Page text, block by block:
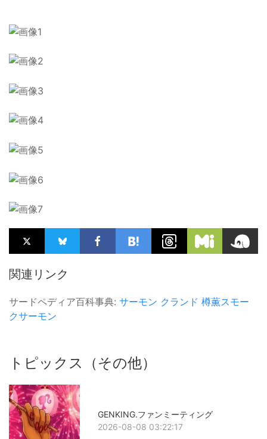
関連リンク
サードペディア百科事典: サーモン クランド 樽薫スモー
クサーモン
トピックス（その他）
GENKING.ファンミーティング
2026-08-08 03:22:17